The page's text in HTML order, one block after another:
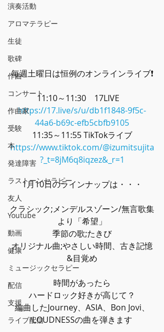
演奏活動
アロマテラピー
生徒
歌碑
作曲
コンサート
作曲家
受験
本
発達障害
ラストーンセラピー
友人
Youtube
動画
健康
ミュージックセラピー
配信
支援
ライブ配信
毎週土曜日は恒例のオンラインライブ❗
11:10～11:30　17LIVE
https://17.live/s/u/db1f1848-9f5c-
44a6-b69c-efb5cbfb9105
11:35～11:55 TikTokライブ
https://www.tiktok.com/@izumitsujita
?_t=8jM6q8iqzez&_r=1
1月10日のラインナップは・・・
クラシック;メンデルスゾーン/無言歌集
より「希望」
季節の歌;たきび
オリジナル曲;やさしい時間、古き記憶
&目覚め
時間があったら
ハードロック好きが高じて？
編曲したJourney、ASIA、Bon Jovi、
LOUDNESSの曲を弾きます